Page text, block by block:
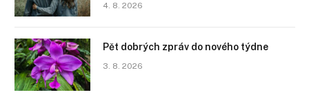
4. 8. 2026
Pět dobrých zpráv do nového týdne
3. 8. 2026